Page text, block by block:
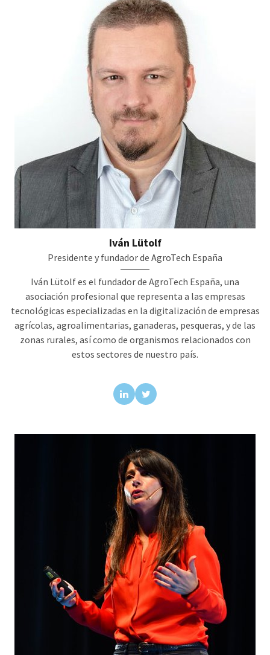
Iván Lütolf
Presidente y fundador de AgroTech España
Iván Lütolf es el fundador de AgroTech España, una
asociación profesional que representa a las empresas
tecnológicas especializadas en la digitalización de empresas
agrícolas, agroalimentarias, ganaderas, pesqueras, y de las
zonas rurales, así como de organismos relacionados con
estos sectores de nuestro país.